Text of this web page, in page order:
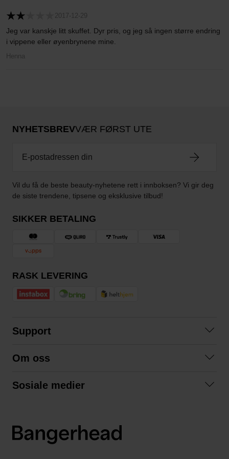
2017-12-29
Jeg var kanskje litt skuffet. Dyr pris, og jeg så ingen større endring
i vippene eller øyenbrynene mine.
Henna
NYHETSBREVVÆR FØRST UTE
Vil du få de beste beauty-nyhetene rett i innboksen? Vi gir deg
de siste trendene, tipsene og eksklusive tilbud!
SIKKER BETALING
RASK LEVERING
Support
Kjøpsvilkår
Om oss
Sosiale medier
LinkedIn